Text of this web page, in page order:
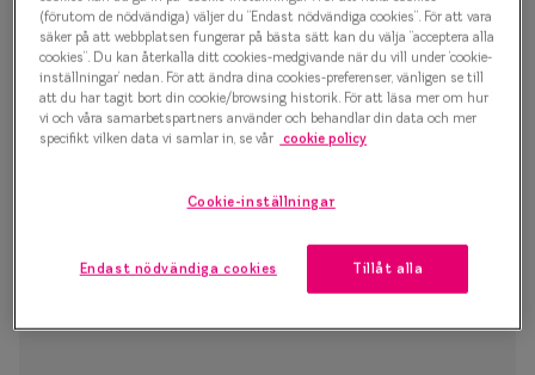
kommer se bra, se bra ut och känna dig bekväm i dina
nya glasögon.
(förutom de nödvändiga) väljer du ”Endast nödvändiga cookies”. För att vara
säker på att webbplatsen fungerar på bästa sätt kan du välja ”acceptera alla
cookies”. Du kan återkalla ditt cookies-medgivande när du vill under ’cookie-
inställningar’ nedan. För att ändra dina cookies-preferenser, vänligen se till
att du har tagit bort din cookie/browsing historik. För att läsa mer om hur
vi och våra samarbetspartners använder och behandlar din data och mer
specifikt vilken data vi samlar in, se vår cookie policy
Cookie-inställningar
Endast nödvändiga cookies Tillåt alla